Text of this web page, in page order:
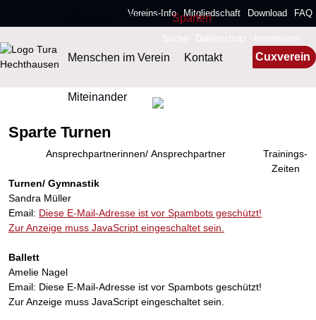
Vereins-Info Mitgliedschaft Download FAQ
News Sparten
Menschen im Verein Kontakt
Miteinander
Cuxverein
Sparte Turnen
Ansprechpartnerinnen/ Ansprechpartner
Trainings-
Zeiten
Turnen/ Gymnastik
Sandra Müller
Email: Diese E-Mail-Adresse ist vor Spambots geschützt!
Zur Anzeige muss JavaScript eingeschaltet sein.
Ballett
Amelie Nagel
Email: Diese E-Mail-Adresse ist vor Spambots geschützt!
Zur Anzeige muss JavaScript eingeschaltet sein.